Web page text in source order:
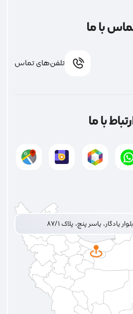
با ما
تلفن‌های تماس
با ما
یاسر پنج، پلاک ۸۷/۱